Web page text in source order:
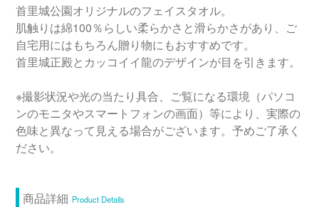
首里城公園オリジナルのフェイスタオル。
肌触りは綿100％らしい柔らかさと滑らかさがあり、ご
自宅用にはもちろん贈り物にもおすすめです。
首里城正殿とカッコイイ龍のデザインが目を引きます。
※撮影状況や光の当たり具合、ご覧になる環境（パソコ
ンのモニタやスマートフォンの画面）等により、実際の
色味と異なって見える場合がございます。予めご了承く
ださい。
商品詳細 Product Details